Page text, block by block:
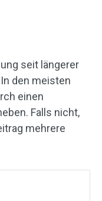
seit längerer
den meisten
einen
Falls nicht,
mehrere